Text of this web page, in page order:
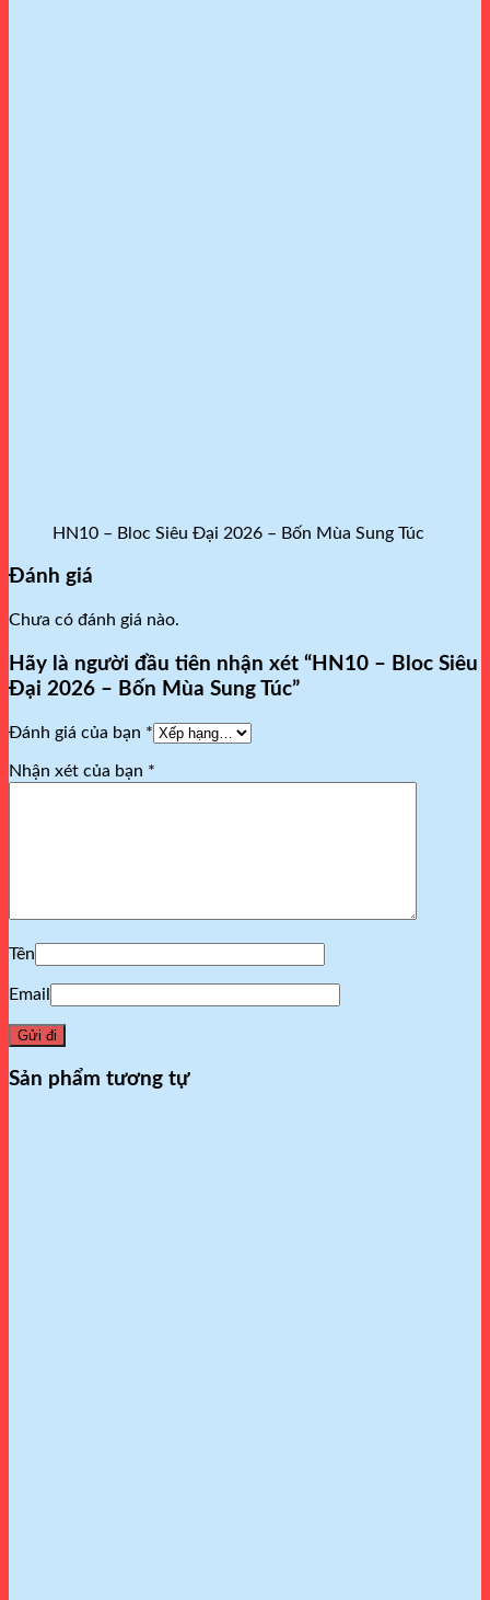
HN10 – Bloc Siêu Đại 2026 – Bốn Mùa Sung Túc
Đánh giá
Chưa có đánh giá nào.
Hãy là người đầu tiên nhận xét “HN10 – Bloc Siêu
Đại 2026 – Bốn Mùa Sung Túc”
Đánh giá của bạn *
Nhận xét của bạn *
Tên
Email
Sản phẩm tương tự